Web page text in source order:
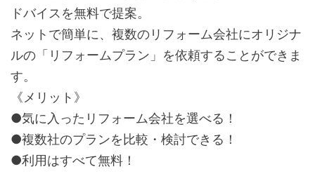
ドバイスを無料で提案。
ネットで簡単に、複数のリフォーム会社にオリジナ
ルの「リフォームプラン」を依頼することができま
す。
《メリット》
●気に入ったリフォーム会社を選べる！
●複数社のプランを比較・検討できる！
●利用はすべて無料！